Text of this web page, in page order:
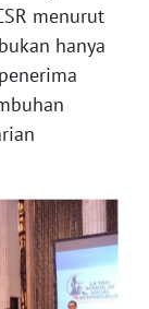
menurut
hanya